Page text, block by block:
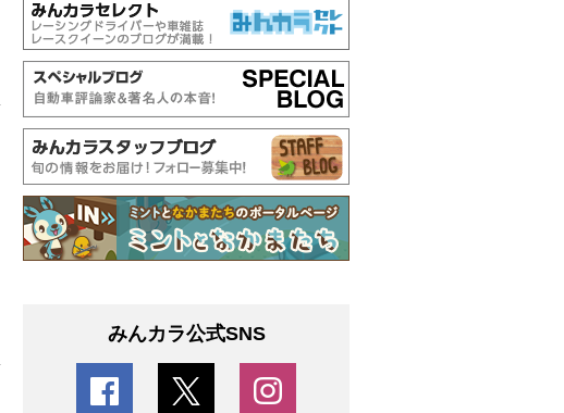
みんカラ公式SNS